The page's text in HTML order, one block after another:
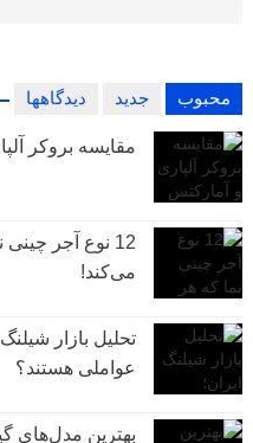
محبوب جدید دیدگاهها
مقایسه بروکر
12 نوع آجر
می‌کند!
تحلیل بازار
عواملی هستند؟
بهترین مدل‌های